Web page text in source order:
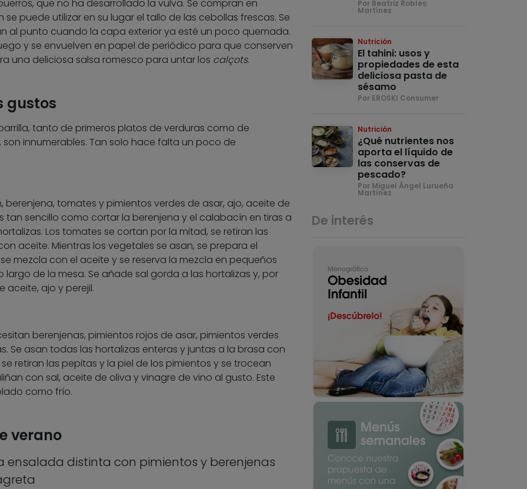
que no ha desarrollado la vulva. Se compran en
puede utilizar en su lugar el tallo de las cebollas frescas. Se
al punto cuando la capa exterior ya esté un poco quemada.
y se envuelven en papel de periódico para que conserven
una deliciosa salsa romesco para untar los calçots.
gustos
tanto de primeros platos de verduras como de
innumerables. Tan solo hace falta un poco de
tomates y pimientos verdes de asar, ajo, aceite de
tan sencillo como cortar la berenjena y el calabacín en tiras a
Los tomates se cortan por la mitad, se retiran las
aceite. Mientras los vegetales se asan, se prepara el
mezcla con el aceite y se reserva la mezcla en pequeños
de la mesa. Se añade sal gorda a las hortalizas y, por
aceite, ajo y perejil.
berenjenas, pimientos rojos de asar, pimientos verdes
Se asan todas las hortalizas enteras y juntas a la brasa con
retiran las pepitas y la piel de los pimientos y se trocean
con sal, aceite de oliva y vinagre de vino al gusto. Este
como frío.
verano
ensalada distinta con pimientos y berenjenas
Por Beatriz Robles
Martínez
Nutrición
El tahini: usos y
propiedades de esta
deliciosa pasta de
sésamo
Por EROSKI Consumer
Nutrición
¿Qué nutrientes nos
aporta el líquido de
las conservas de
pescado?
Por Miguel Ángel Lurueña
Martínez
De interés